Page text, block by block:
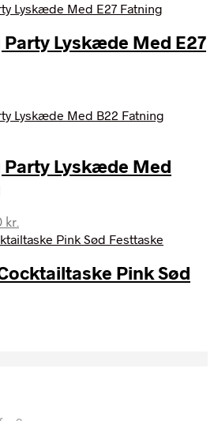
Party Lyskæde Med E27
Party Lyskæde Med
kr.
aktuelle
er:
364,00 kr..
Pink Sød